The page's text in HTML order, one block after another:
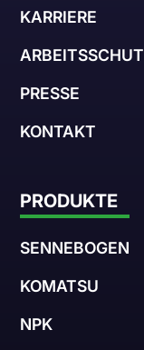
KARRIERE
PRESSE
KONTAKT
PRODUKTE
SENNEBOGEN
KOMATSU
NPK